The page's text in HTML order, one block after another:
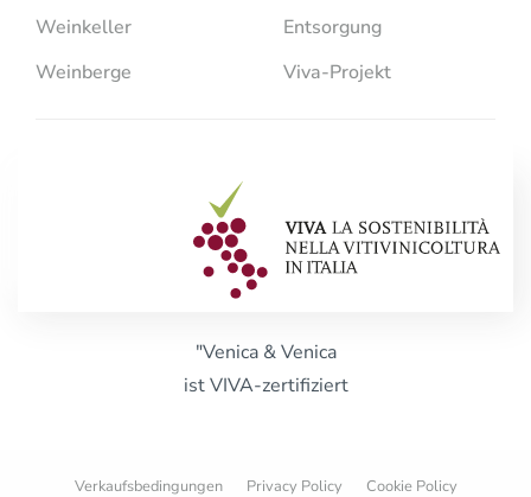
Weinkeller
Weinberge
Entsorgung
Viva-Projekt
"Venica & Venica
ist VIVA-zertifiziert
Verkaufsbedingungen Privacy Policy Cookie Policy